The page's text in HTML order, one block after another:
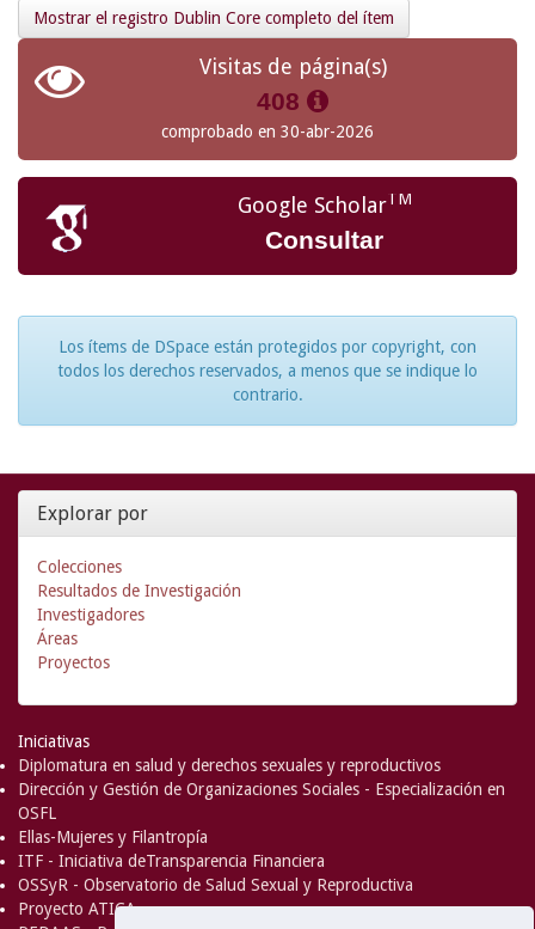
Mostrar el registro Dublin Core completo del ítem
Visitas de página(s)
408
comprobado en 30-abr-2026
Google ScholarTM
Consultar
Los ítems de DSpace están protegidos por copyright, con
todos los derechos reservados, a menos que se indique lo
contrario.
Explorar por
Colecciones
Resultados de Investigación
Investigadores
Áreas
Proyectos
Iniciativas
Diplomatura en salud y derechos sexuales y reproductivos
Dirección y Gestión de Organizaciones Sociales - Especialización en
OSFL
Ellas-Mujeres y Filantropía
ITF - Iniciativa deTransparencia Financiera
OSSyR - Observatorio de Salud Sexual y Reproductiva
Proyecto ATICA